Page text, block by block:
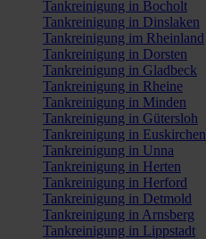
Tankreinigung in Bocholt
Tankreinigung in Dinslaken
Tankreinigung im Rheinland
Tankreinigung in Dorsten
Tankreinigung in Gladbeck
Tankreinigung in Rheine
Tankreinigung in Minden
Tankreinigung in Gütersloh
Tankreinigung in Euskirchen
Tankreinigung in Unna
Tankreinigung in Herten
Tankreinigung in Herford
Tankreinigung in Detmold
Tankreinigung in Arnsberg
Tankreinigung in Lippstadt